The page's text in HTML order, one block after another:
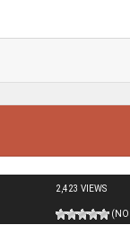
2,423 VIEWS
(NO